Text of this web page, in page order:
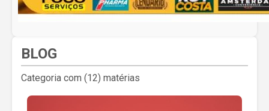
BLOG
Categoria com (12) matérias